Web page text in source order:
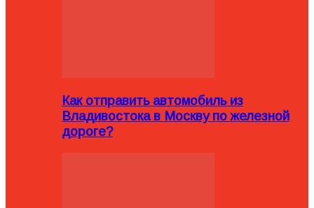
Как отправить автомобиль из
Владивостока в Москву по железной
дороге?